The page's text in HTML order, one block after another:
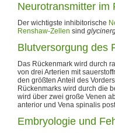
Neurotransmitter im
Der wichtigste inhibitorische
Renshaw-Zellen sind
Blutversorgung des
Das Rückenmark wird durch
von drei Arterien mit
den größten Anteil des
Rückenmarks wird durch die
wird über zwei große Venen
anterior und Vena spinalis
Embryologie und